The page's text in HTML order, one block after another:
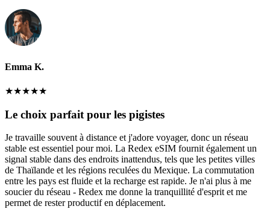
Emma K.
★★★★★
Le choix parfait pour les pigistes
Je travaille souvent à distance et j'adore voyager, donc un réseau
stable est essentiel pour moi. La Redex eSIM fournit également un
signal stable dans des endroits inattendus, tels que les petites villes
de Thaïlande et les régions reculées du Mexique. La commutation
entre les pays est fluide et la recharge est rapide. Je n'ai plus à me
soucier du réseau - Redex me donne la tranquillité d'esprit et me
permet de rester productif en déplacement.